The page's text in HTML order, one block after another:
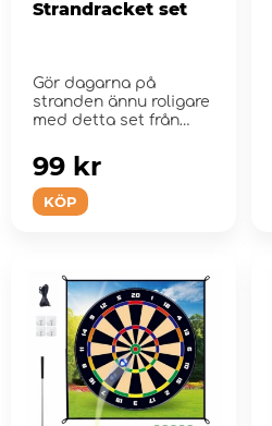
Strandracket set
Gör dagarna på
stranden ännu roligare
med detta set från
KÖP
99 kr